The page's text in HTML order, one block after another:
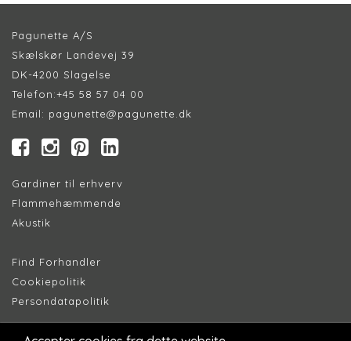
Pagunette A/S
Skælskør Landevej 39
DK-4200 Slagelse
Telefon:+45 58 57 04 00
Email: pagunette@pagunette.dk
Gardiner til erhverv
Flammehæmmende
Akustik
Find Forhandler
Cookiepolitik
Persondatapolitik